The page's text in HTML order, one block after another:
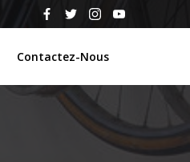
Contactez-Nous